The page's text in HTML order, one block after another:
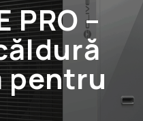
PRO –